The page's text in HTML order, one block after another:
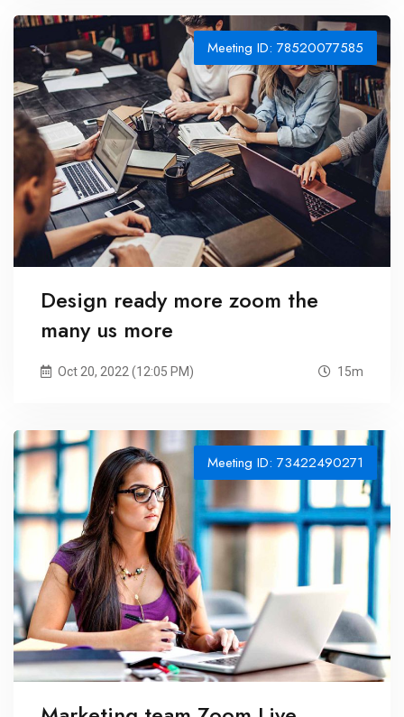
Meeting ID: 78520077585
Design ready more zoom the
many us more
Oct 20, 2022 (12:05 PM) 15m
Meeting ID: 73422490271